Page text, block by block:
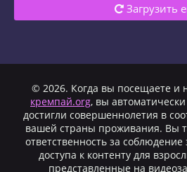
Загрузить
© 2026. Когда вы посещаете и
кремпай.org, вы
достигли совершеннолетия в
вашей страны проживания. Вы
ответственность за
доступа к контенту для
представленные на